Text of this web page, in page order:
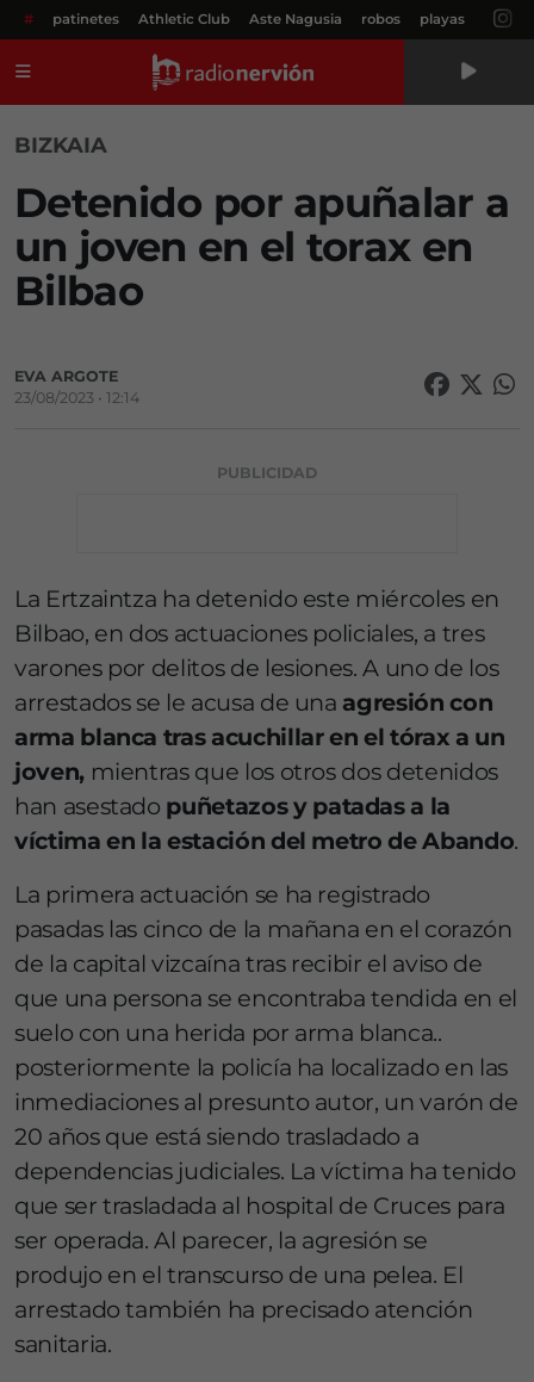
# patinetes Athletic Club Aste Nagusia robos playas
BIZKAIA
Detenido por apuñalar a
un joven en el torax en
Bilbao
EVA ARGOTE
23/08/2023 • 12:14
PUBLICIDAD
La Ertzaintza ha detenido este miércoles en
Bilbao, en dos actuaciones policiales, a tres
varones por delitos de lesiones. A uno de los
arrestados se le acusa de una agresión con
arma blanca tras acuchillar en el tórax a un
joven,mientras que los otros dos detenidos
han asestado puñetazos y patadas a la
víctima en la estación del metro de Abando.
La primera actuación se ha registrado
pasadas las cinco de la mañana en el corazón
de la capital vizcaína tras recibir el aviso de
que una persona se encontraba tendida en el
suelo con una herida por arma blanca..
posteriormente la policía ha localizado en las
inmediaciones al presunto autor, un varón de
20 años que está siendo trasladado a
dependencias judiciales. La víctima ha tenido
que ser trasladada al hospital de Cruces para
ser operada. Al parecer, la agresión se
produjo en el transcurso de una pelea. El
arrestado también ha precisado atención
sanitaria.